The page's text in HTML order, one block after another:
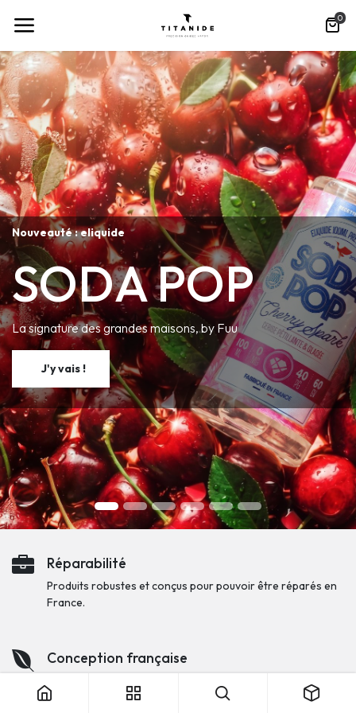
0
Nouveauté : eliquide
SODA POP
La signature des grandes maisons, by Fuu
J'y vais​​ !
Réparabilité
Produits robustes et conçus pour pouvoir être réparés en
France.
Conception française